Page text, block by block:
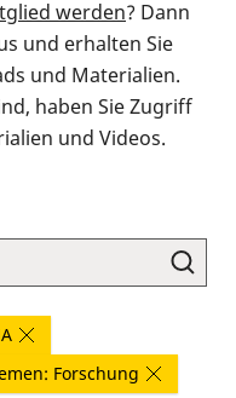
werden? Dann
und erhalten Sie
und Materialien.
haben Sie Zugriff
und Videos.
Forschung